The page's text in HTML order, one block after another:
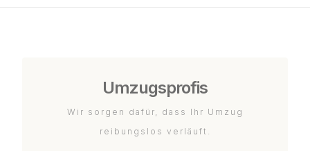
Umzugsprofis
Wir sorgen dafür, dass Ihr Umzug
reibungslos verläuft.